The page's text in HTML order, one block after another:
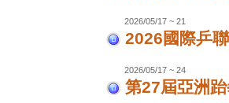
2026/05/17 ~ 21
2026國際乒
2026/05/17 ~ 24
第27屆亞洲